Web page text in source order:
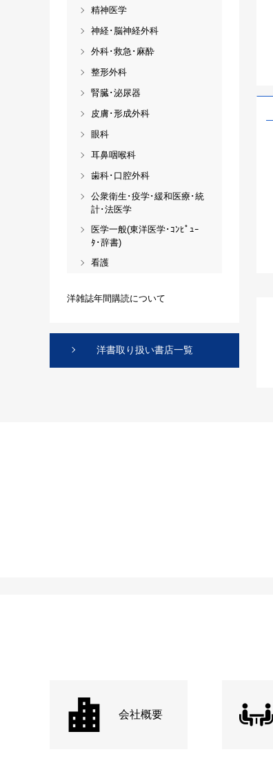
精神医学
神経･脳神経外科
外科･救急･麻酔
整形外科
腎臓･泌尿器
皮膚･形成外科
眼科
耳鼻咽喉科
歯科･口腔外科
公衆衛生･疫学･緩和医療･統
計･法医学
医学一般(東洋医学･ｺﾝﾋﾟｭｰ
ﾀ･辞書)
看護
洋雑誌年間購読について
洋書取り扱い書店一覧
会社概要